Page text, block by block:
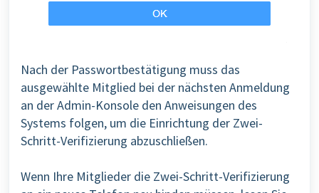
Nach der Passwortbestätigung muss das
ausgewählte Mitglied bei der nächsten Anmeldung
an der Admin-Konsole den Anweisungen des
Systems folgen, um die Einrichtung der Zwei-
Schritt-Verifizierung abzuschließen.
Wenn Ihre Mitglieder die Zwei-Schritt-Verifizierung